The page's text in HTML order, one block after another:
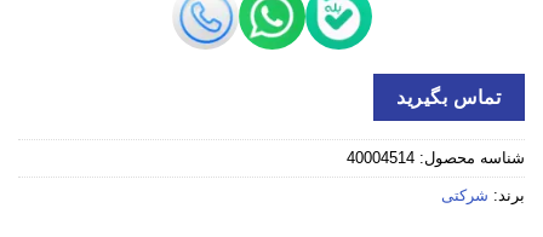
تماس بگیرید
شناسه محصول: 40004514
برند: شرکتی